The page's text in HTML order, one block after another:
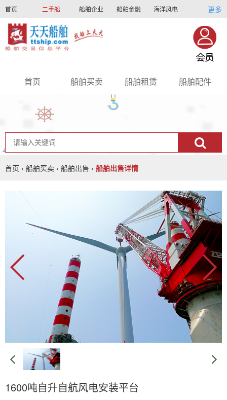
首页 二手船 船舶企业 船舶金融 海洋风电
船员招聘 船员联盟
更多
首页 船舶买卖 船舶租赁 船舶配件
首页 › 船舶买卖 › 船舶出售 › 船舶出售详情
1600吨自升自航风电安装平台